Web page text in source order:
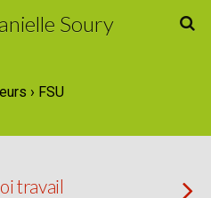
Soury
› FSU
travail